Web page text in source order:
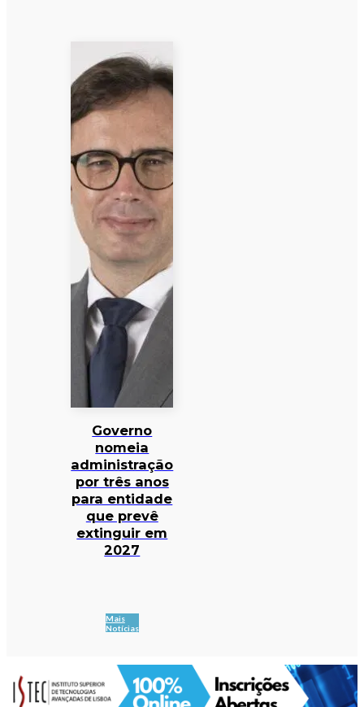
Governo
nomeia
administração
por três anos
para entidade
que prevê
extinguir em
2027
Mais
Notícias